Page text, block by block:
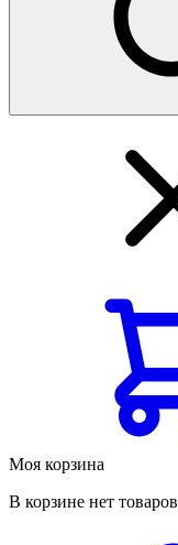
Моя корзина
В корзине нет товаров